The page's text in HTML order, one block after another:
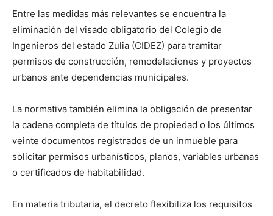
Entre las medidas más relevantes se encuentra la
eliminación del visado obligatorio del Colegio de
Ingenieros del estado Zulia (CIDEZ) para tramitar
permisos de construcción, remodelaciones y proyectos
urbanos ante dependencias municipales.
La normativa también elimina la obligación de presentar
la cadena completa de títulos de propiedad o los últimos
veinte documentos registrados de un inmueble para
solicitar permisos urbanísticos, planos, variables urbanas
o certificados de habitabilidad.
En materia tributaria, el decreto flexibiliza los requisitos